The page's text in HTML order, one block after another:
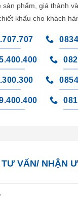
sản phẩm, giá thành
khấu cho khách
VẤN/ NHẬN